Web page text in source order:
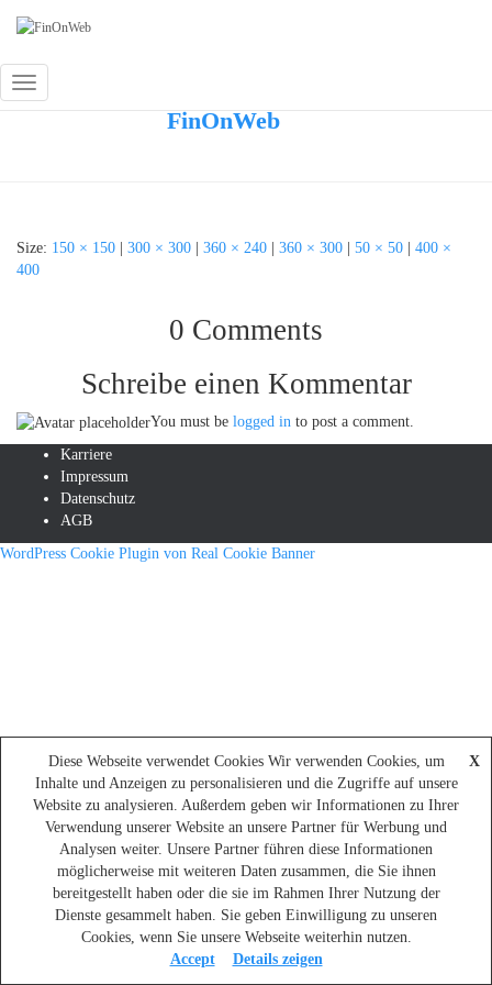
Toggle
Published byFinOnWebonSeptember 15,
Size: 150 × 150 300 × 300 360 × 240 360 × 300 50 × 50
400 ×
400
0 Comments
Schreibe einen Kommentar
You must be logged in to post a comment.
Karriere
Impressum
Datenschutz
AGB
Diese Webseite verwendet Cookies Wir verwenden Cookies, um
Inhalte und Anzeigen zu personalisieren und die Zugriffe auf unsere
Website zu analysieren. Außerdem geben wir Informationen zu Ihrer
Verwendung unserer Website an unsere Partner für Werbung und
Analysen weiter. Unsere Partner führen diese Informationen
möglicherweise mit weiteren Daten zusammen, die Sie ihnen
bereitgestellt haben oder die sie im Rahmen Ihrer Nutzung der
Dienste gesammelt haben. Sie geben Einwilligung zu unseren
Cookies, wenn Sie unsere Webseite weiterhin nutzen.
X
Accept Details zeigen
WordPress Cookie Plugin von Real Cookie Banner